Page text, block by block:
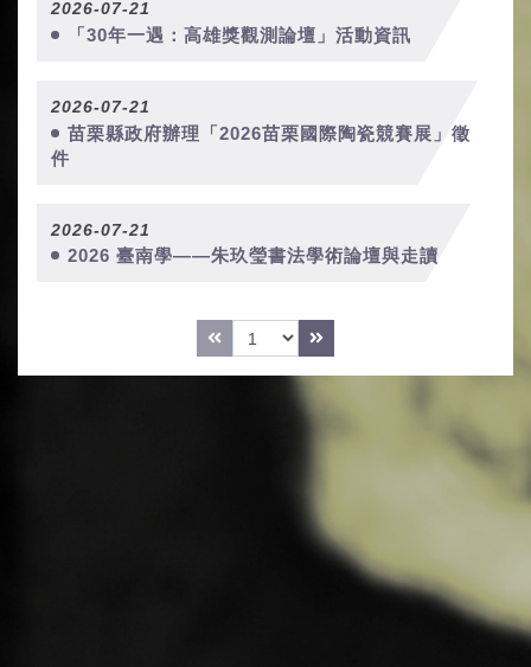
2026-07-21
「30年一遇：高雄獎觀測論壇」活動資訊
2026-07-21
苗栗縣政府辦理「2026苗栗國際陶瓷競賽展」徵
件
2026-07-21
2026 臺南學——朱玖瑩書法學術論壇與走讀